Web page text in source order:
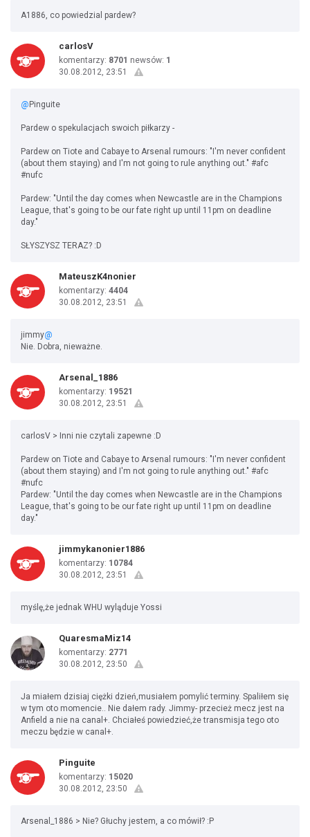
A1886, co powiedzial pardew?
carlosV
komentarzy: 8701 newsów: 1
30.08.2012, 23:51
@ Pinguite
Pardew o spekulacjach swoich piłkarzy -
Pardew on Tiote and Cabaye to Arsenal rumours: "I'm never confident
(about them staying) and I'm not going to rule anything out." #afc
#nufc
Pardew: "Until the day comes when Newcastle are in the Champions
League, that's going to be our fate right up until 11pm on deadline
day."
SŁYSZYSZ TERAZ? :D
MateuszK4nonier
komentarzy: 4404
30.08.2012, 23:51
jimmy@
Nie. Dobra, nieważne.
Arsenal_1886
komentarzy: 19521
30.08.2012, 23:51
carlosV > Inni nie czytali zapewne :D
Pardew on Tiote and Cabaye to Arsenal rumours: "I'm never confident
(about them staying) and I'm not going to rule anything out." #afc
#nufc
Pardew: "Until the day comes when Newcastle are in the Champions
League, that's going to be our fate right up until 11pm on deadline
day."
jimmykanonier1886
komentarzy: 10784
30.08.2012, 23:51
myślę,że jednak WHU wyląduje Yossi
QuaresmaMiz14
komentarzy: 2771
30.08.2012, 23:50
Ja miałem dzisiaj ciężki dzień,musiałem pomylić terminy. Spaliłem się
w tym oto momencie.. Nie dałem rady. Jimmy- przecież mecz jest na
Anfield a nie na canal+. Chciałeś powiedzieć,że transmisja tego oto
meczu będzie w canal+.
Pinguite
komentarzy: 15020
30.08.2012, 23:50
Arsenal_1886 > Nie? Głuchy jestem, a co mówił? :P